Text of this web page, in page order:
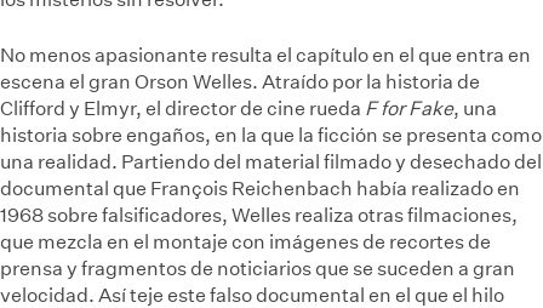
No menos apasionante resulta el capítulo en el que entra en
escena el gran Orson Welles. Atraído por la historia de
Clifford y Elmyr, el director de cine rueda F for Fake, una
historia sobre engaños, en la que la ficción se presenta como
una realidad. Partiendo del material filmado y desechado del
documental que François Reichenbach había realizado en
1968 sobre falsificadores, Welles realiza otras filmaciones,
que mezcla en el montaje con imágenes de recortes de
prensa y fragmentos de noticiarios que se suceden a gran
velocidad. Así teje este falso documental en el que el hilo